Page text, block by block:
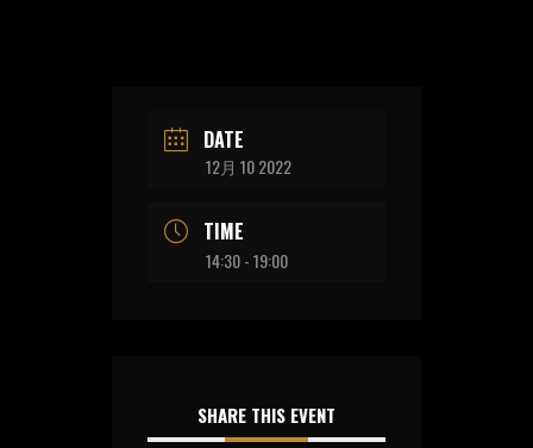
DATE
12月 10 2022
TIME
14:30 - 19:00
SHARE THIS EVENT